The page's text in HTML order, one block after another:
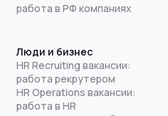
работа в РФ компаниях
Люди и бизнес
HR Recruiting вакансии:
работа рекрутером
HR Operations вакансии:
работа в HR